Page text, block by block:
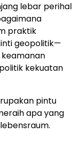
lebar perihal
praktik
geopolitik—
kekuatan
pintu
apa yang